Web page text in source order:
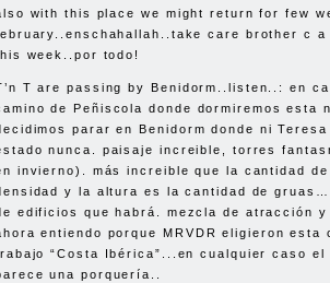
with this place we might return for few
care brother c
week..por todo!
T are passing by Benidorm..listen..: en
de Peñiscola donde dormiremos esta
parar en Benidorm donde ni
nunca. paisaje increible, torres
invierno). más increible que la cantidad
y la altura es la cantidad de
edificios que habrá. mezcla de atracción
entiendo porque MRVDR eligieron esta
“Costa Ibérica”...en cualquier caso el
una porquería..